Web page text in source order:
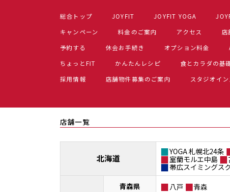
総合トップ JOYFIT JOYFIT YOGA
キャンペーン
料金のご案内 アクセス 店
予約する
休会お手続き オプション料金
ちょっとFIT
かんたんレシピ 食とカラダの基
採用情報
店舗物件募集のご案内 スタジオイ
店舗一覧
北海道
YOGA 札幌北24条
室蘭モルエ中島
帯広スイミングス
青森県 八戸 青森